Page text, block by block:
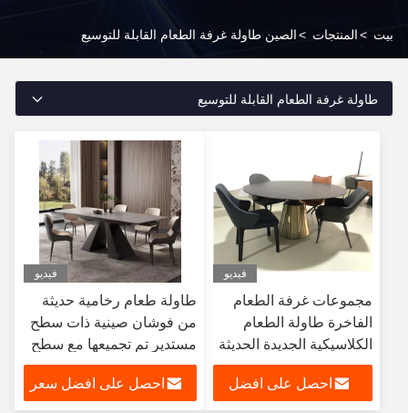
بيت >المنتجات >الصين طاولة غرفة الطعام القابلة للتوسيع
طاولة غرفة الطعام القابلة للتوسيع
فيديو
مجموعات غرفة الطعام
الفاخرة طاولة الطعام
الكلاسيكية الجديدة الحديثة
مجموعات غرفة الطعام
تصميم طاولة طعام فاخرة
وكرسي
احصل على افضل
فيديو
طاولة طعام رخامية حديثة
من فوشان صينية ذات سطح
مستدير تم تجميعها مع سطح
سيراميك عالي الجودة وأرجل
حديديةاحصل على افضل سعر